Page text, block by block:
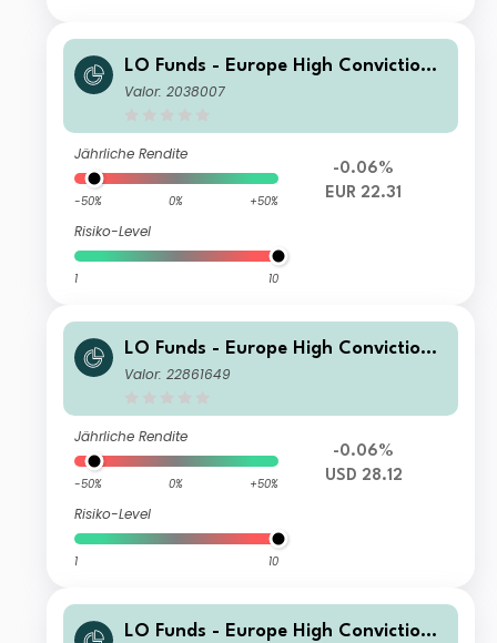
LO Funds - Europe High Conviction
(EUR) NA
Valor: 2038007
Jährliche Rendite
-50% 0% +50%
Risiko-Level
1 10
-0.06%
EUR 22.31
LO Funds - Europe High Conviction
Syst. Hdg (USD) NA
Valor: 22861649
Jährliche Rendite
-50% 0% +50%
Risiko-Level
1 10
-0.06%
USD 28.12
LO Funds - Europe High Conviction